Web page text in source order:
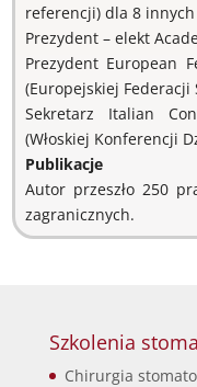
referencji) dla 8
Prezydent – elekt
Prezydent European
(Europejskiej Federacji
Sekretarz Italian
(Włoskiej Konferencji
Publikacje
Autor przeszło 250
zagranicznych.
Szkolenia
Chirurgia